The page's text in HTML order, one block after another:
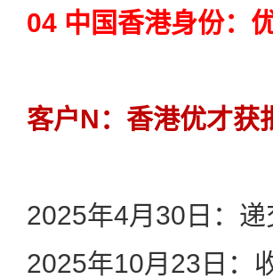
04 中国香港身份：
客户N：香港优才获
2025年4月30日：递
2025年10月23日：